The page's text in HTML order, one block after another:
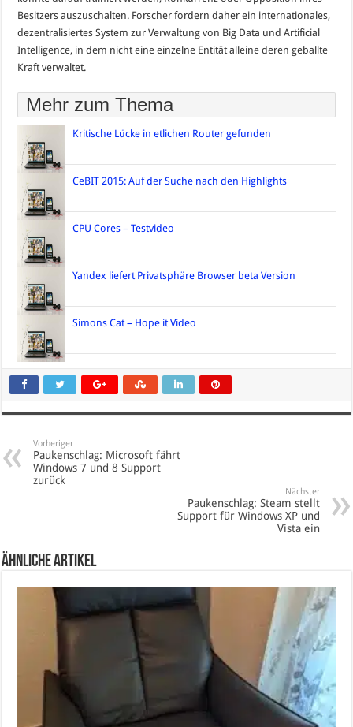
Besitzers auszuschalten. Forscher fordern daher ein internationales,
dezentralisiertes System zur Verwaltung von Big Data und Artificial
Intelligence, in dem nicht eine einzelne Entität alleine deren geballte
Kraft verwaltet.
Mehr zum Thema
Kritische Lücke in etlichen Router gefunden
CeBIT 2015: Auf der Suche nach den Highlights
CPU Cores – Testvideo
Yandex liefert Privatsphäre Browser beta Version
Simons Cat – Hope it Video
Vorheriger
Paukenschlag: Microsoft fährt
Windows 7 und 8 Support
zurück
Nächster
Paukenschlag: Steam stellt
Support für Windows XP und
Vista ein
Ähnliche Artikel